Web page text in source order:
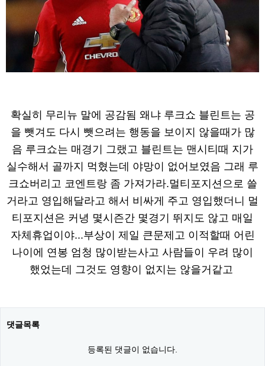
확실히 무리뉴 말에 공감됨 왜냐 루크쇼 블린트는 공
을 뺏겨도 다시 뺏으려는 행동을 보이지 않을때가 많
음 루크쇼는 매경기 그랬고 블린트는 맨시티때 지가
실수해서 골까지 먹혔는데 야망이 없어보였음 그래 루
크쇼버리고 코엔트랑 좀 가져가라.멀티포지션으로 쓸
거라고 영입해달라고 해서 비싸게 주고 영입했더니 멀
티포지션은 커녕 몇시즌간 몇경기 뛰지도 않고 매일
자체휴업이야...부상이 제일 큰문제고 이적할때 어린
나이에 연봉 엄청 많이받는사고 사람들이 우려 많이
했었는데 그것도 영향이 없지는 않을거같고
댓글목록
등록된 댓글이 없습니다.